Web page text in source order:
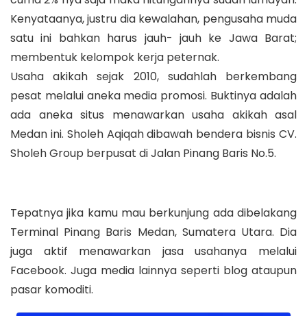
Kenyataanya, justru dia kewalahan, pengusaha muda
satu ini bahkan harus jauh- jauh ke Jawa Barat;
membentuk kelompok kerja peternak.
Usaha akikah sejak 2010, sudahlah berkembang
pesat melalui aneka media promosi. Buktinya adalah
ada aneka situs menawarkan usaha akikah asal
Medan ini. Sholeh Aqiqah dibawah bendera bisnis CV.
Sholeh Group berpusat di Jalan Pinang Baris No.5.
Tepatnya jika kamu mau berkunjung ada dibelakang
Terminal Pinang Baris Medan, Sumatera Utara. Dia
juga aktif menawarkan jasa usahanya melalui
Facebook. Juga media lainnya seperti blog ataupun
pasar komoditi.